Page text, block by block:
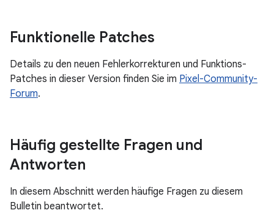
Funktionelle Patches
Details zu den neuen Fehlerkorrekturen und Funktions-
Patches in dieser Version finden Sie im Pixel-Community-
Forum.
Häufig gestellte Fragen und
Antworten
In diesem Abschnitt werden häufige Fragen zu diesem
Bulletin beantwortet.